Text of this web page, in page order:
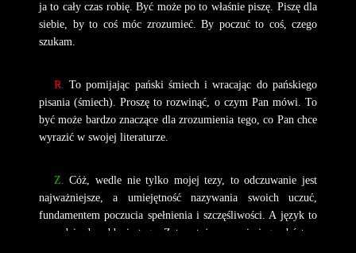
ja to cały czas robię. Być może po to właśnie piszę. Piszę dla
siebie, by to coś móc zrozumieć. By poczuć to coś, czego
szukam.
R. To pomijając pański śmiech i wracając do pańskiego
pisania (śmiech). Proszę to rozwinąć, o czym Pan mówi. To
być może bardzo znaczące dla zrozumienia tego, co Pan chce
wyrazić w swojej literaturze.
Z. Cóż, wedle nie tylko mojej tezy, to odczuwanie jest
najważniejsze, a umiejętność nazywania swoich uczuć,
fundamentem poczucia spełnienia i szczęśliwości. A język to
narzędzie do oddania tego. Zatem też, poczucie jego ubóstwa